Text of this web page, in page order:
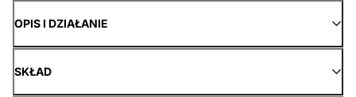
OPIS I DZIAŁANIE
SKŁAD